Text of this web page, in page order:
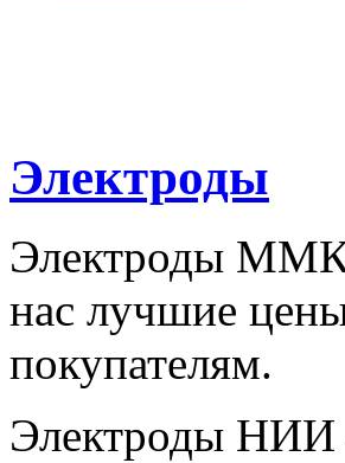
Электроды
Электроды
нас лучшие
покупателям.
Электроды